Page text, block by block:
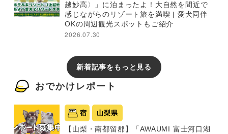
越妙高〉」に泊まったよ！大自然を間近で
感じながらのリゾート旅を満喫 | 愛犬同伴
OKの周辺観光スポットもご紹介
2026.07.30
新着記事をもっと見る
おでかけレポート
宿 山梨県
【山梨・南都留郡】「AWAUMI 富士河口湖